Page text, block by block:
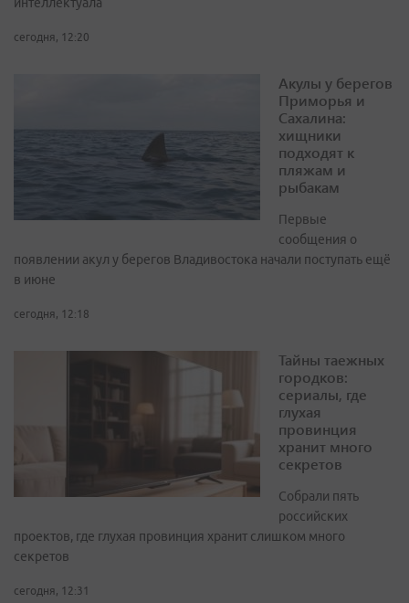
интеллектуала
сегодня, 12:20
Акулы у берегов
Приморья и
Сахалина:
хищники
подходят к
пляжам и
рыбакам
Первые
сообщения о
появлении акул у берегов Владивостока начали поступать ещё
в июне
сегодня, 12:18
Тайны таежных
городков:
сериалы, где
глухая
провинция
хранит много
секретов
Собрали пять
российских
проектов, где глухая провинция хранит слишком много
секретов
сегодня, 12:31